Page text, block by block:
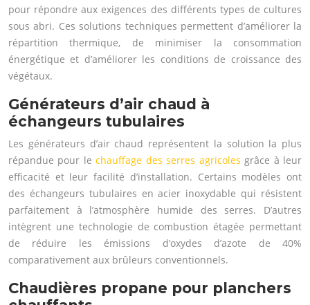
pour répondre aux exigences des différents types de cultures
sous abri. Ces solutions techniques permettent d’améliorer la
répartition thermique, de minimiser la consommation
énergétique et d’améliorer les conditions de croissance des
végétaux.
Générateurs d’air chaud à
échangeurs tubulaires
Les générateurs d’air chaud représentent la solution la plus
répandue pour lechauffage des serres agricolesgrâce à leur
efficacité et leur facilité d’installation. Certains modèles ont
des échangeurs tubulaires en acier inoxydable qui résistent
parfaitement à l’atmosphère humide des serres. D’autres
intègrent une technologie de combustion étagée permettant
de réduire les émissions d’oxydes d’azote de 40%
comparativement aux brûleurs conventionnels.
Chaudières propane pour planchers